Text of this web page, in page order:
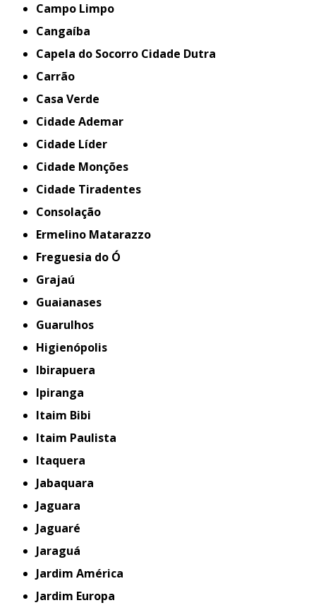
Campo Limpo
Cangaíba
Capela do Socorro Cidade Dutra
Carrão
Casa Verde
Cidade Ademar
Cidade Líder
Cidade Monções
Cidade Tiradentes
Consolação
Ermelino Matarazzo
Freguesia do Ó
Grajaú
Guaianases
Guarulhos
Higienópolis
Ibirapuera
Ipiranga
Itaim Bibi
Itaim Paulista
Itaquera
Jabaquara
Jaguara
Jaguaré
Jaraguá
Jardim América
Jardim Europa